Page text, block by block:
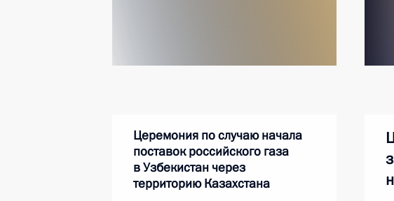
Церемония по случаю начала
поставок российского газа
в Узбекистан через
территорию Казахстана